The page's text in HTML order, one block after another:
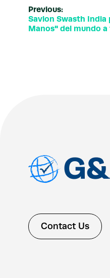
Previous:
Savlon Swasth India
Manos" del mundo
Contact Us